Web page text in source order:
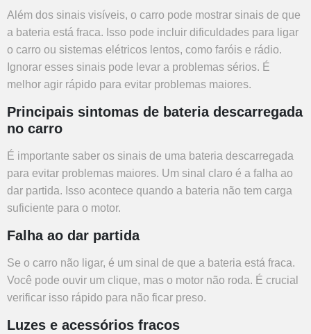
Além dos sinais visíveis, o carro pode mostrar sinais de que
a bateria está fraca. Isso pode incluir dificuldades para ligar
o carro ou sistemas elétricos lentos, como faróis e rádio.
Ignorar esses sinais pode levar a problemas sérios. É
melhor agir rápido para evitar problemas maiores.
Principais sintomas de bateria descarregada
no carro
É importante saber os sinais de uma bateria descarregada
para evitar problemas maiores. Um sinal claro é a falha ao
dar partida. Isso acontece quando a bateria não tem carga
suficiente para o motor.
Falha ao dar partida
Se o carro não ligar, é um sinal de que a bateria está fraca.
Você pode ouvir um clique, mas o motor não roda. É crucial
verificar isso rápido para não ficar preso.
Luzes e acessórios fracos